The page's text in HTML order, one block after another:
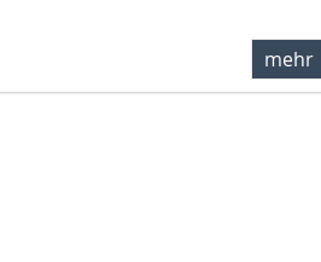
mehr